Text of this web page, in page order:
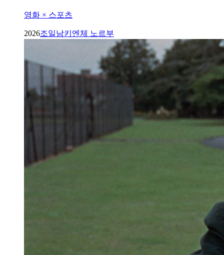
영화 × 스포츠
2026조일남키엔체 노르부